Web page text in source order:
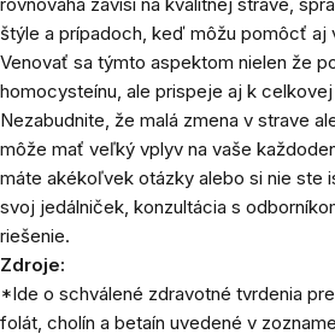
štýle a prípadoch, keď môžu pomôcť aj
Venovať sa týmto aspektom nielen že
homocysteínu, ale prispeje aj k
Nezabudnite, že malá zmena v strave
môže mať veľký vplyv na vaše
máte akékoľvek otázky alebo si nie ste
svoj jedálniček, konzultácia s
riešenie.
Zdroje:
*Ide o schválené zdravotné tvrdenia pre
folát, cholín a betaín uvedené v